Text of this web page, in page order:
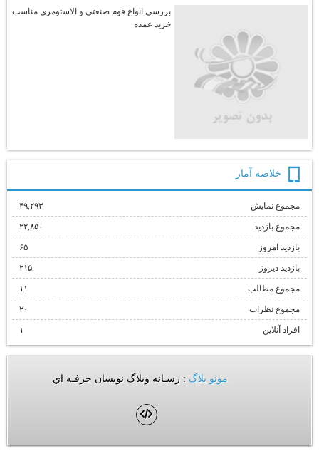
بررسی انواع فوم صنعتی و الاستومری مناسب
خرید عمده
خلاصه آمار
مجموع نمایش‌ ۴۹,۲۹۳
مجموع بازدید ۲۲,۸۵۰
بازدید امروز ۶۵
بازدید دیروز ۲۱۵
مجموع مطالب
مجموع نظرات
افراد آنلاین
مونو بلاگ: رسـانه وبلاگ نويسان حرفـه اي